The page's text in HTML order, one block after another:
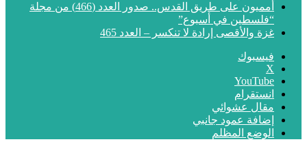
أمميون على طريق القدس.. صدور العدد (466) من مجلة
“فلسطين في أسبوع”
غزة والأقصى إرادة لا تنكسر – العدد 465
فيسبوك
‫X
‫YouTube
انستقرام
مقال عشوائي
إضافة عمود جانبي
الوضع المظلم